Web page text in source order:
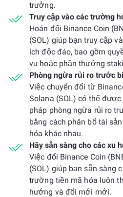
trưởng.
Truy cập vào các trường
Hoán đổi Binance Coin
(SOL) giúp bạn truy cập
ích độc đáo, bao gồm
vụ hoặc phần thưởng
Phòng ngừa rủi ro trước
Việc chuyển đổi từ
Solana (SOL) có thể
pháp phòng ngừa rủi ro
bằng cách phân bổ tài
hóa khác nhau.
Hãy sẵn sàng cho các xu
Việc đổi Binance Coin
(SOL) giúp bạn sẵn sàng
trường tiền mã hóa luôn
hướng và đổi mới mới.